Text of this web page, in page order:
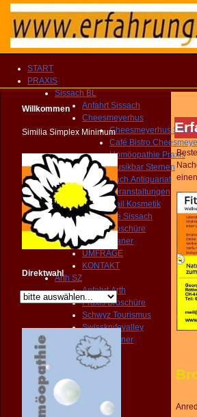
START
PRAXIS
Sissach BL
Anfahrt Sissach
Cheesmeyerhus
Cheesmeyerhus
Café Bistro
Homöopathie Praxis
Musikbar Sternen
Buch Antiquariat
Veranstaltungen
Nail Kosmetik
Gemeinde Sissach
Praxis Broschüre
Routenplaner
UMFRAGE
KONTAKT
Arth SZ
Anfahrt Arth
Praxis Broschüre
Schwyz Tourismus
Swissknifevalley
Routenplaner
KONTAKT
Erreichbarkeit
Fragebogen
Broschüre
Person
Willkommen
Similia Simplex Minimum
Direktwahl